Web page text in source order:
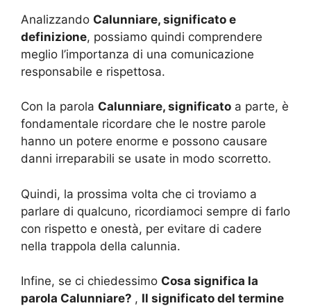
Analizzando Calunniare, significato e
definizione, possiamo quindi comprendere
meglio l’importanza di una comunicazione
responsabile e rispettosa.
Con la parola Calunniare, significato a parte, è
fondamentale ricordare che le nostre parole
hanno un potere enorme e possono causare
danni irreparabili se usate in modo scorretto.
Quindi, la prossima volta che ci troviamo a
parlare di qualcuno, ricordiamoci sempre di farlo
con rispetto e onestà, per evitare di cadere
nella trappola della calunnia.
Infine, se ci chiedessimo Cosa significa la
parola Calunniare? , Il significato del termine